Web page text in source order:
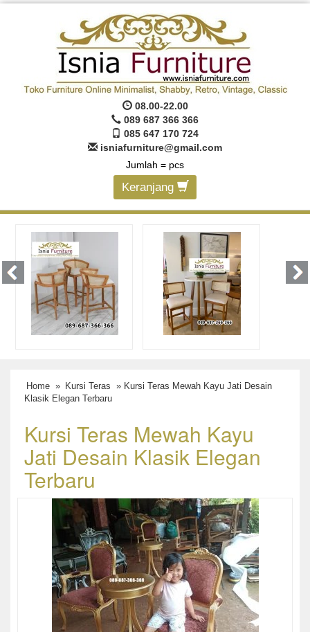
08.00-22.00
089 687 366 366
085 647 170 724
isniafurniture@gmail.com
Jumlah = pcs
Keranjang
Home » Kursi Teras » Kursi Teras Mewah Kayu Jati Desain
Klasik Elegan Terbaru
Kursi Teras Mewah Kayu
Jati Desain Klasik Elegan
Terbaru